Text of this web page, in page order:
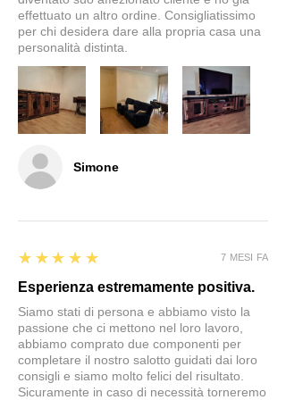
Simone
effettuato un altro ordine. Consigliatissimo
per chi desidera dare alla propria casa una
personalità distinta.
5
★★★★★
Esperienza estremamente positiva.
Siamo stati di persona e abbiamo visto la
passione che ci mettono nel loro lavoro,
abbiamo comprato due componenti per
completare il nostro salotto guidati dai loro
consigli e siamo molto felici del risultato.
Sicuramente in caso di necessità torneremo
7 MESI FA